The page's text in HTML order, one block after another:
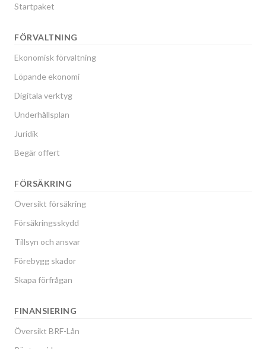
Startpaket
FÖRVALTNING
Ekonomisk förvaltning
Löpande ekonomi
Digitala verktyg
Underhållsplan
Juridik
Begär offert
FÖRSÄKRING
Översikt försäkring
Försäkringsskydd
Tillsyn och ansvar
Förebygg skador
Skapa förfrågan
FINANSIERING
Översikt BRF-Lån